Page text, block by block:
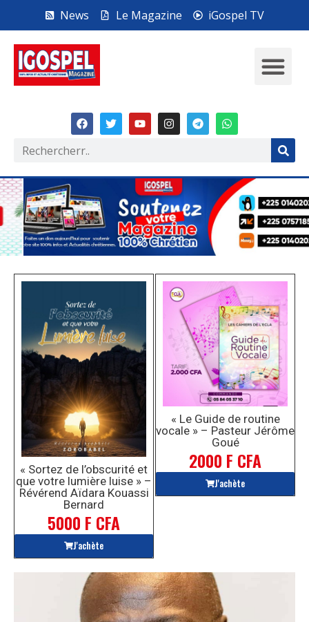
News Le Magazine iGospel TV
« Sortez de l’obscurité et
que votre lumière luise » –
Révérend Aïdara Kouassi
Bernard
5000 F CFA
J'achète
« Le Guide de routine
vocale » – Pasteur Jérôme
Goué
2000 F CFA
J'achète